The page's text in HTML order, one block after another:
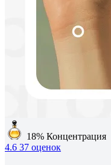
18% Концентрация
4.6 37 оценок